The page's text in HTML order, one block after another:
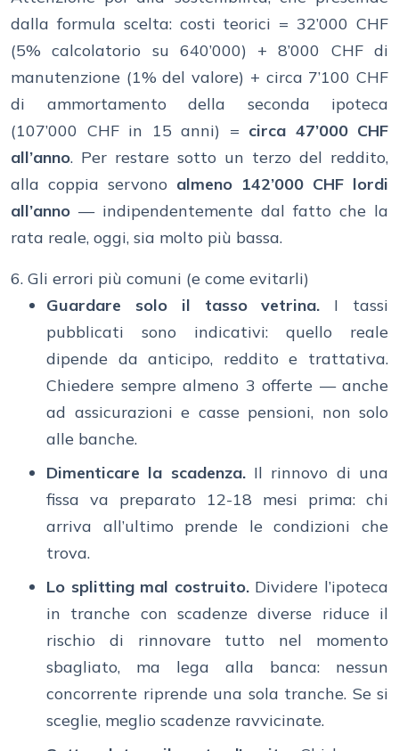
dalla formula scelta: costi teorici = 32’000 CHF
(5% calcolatorio su 640’000) + 8’000 CHF di
manutenzione (1% del valore) + circa 7’100 CHF
di ammortamento della seconda ipoteca
(107’000 CHF in 15 anni) = circa 47’000 CHF
all’anno. Per restare sotto un terzo del reddito,
alla coppia servono almeno 142’000 CHF lordi
all’anno — indipendentemente dal fatto che la
rata reale, oggi, sia molto più bassa.
6. Gli errori più comuni (e come evitarli)
Guardare solo il tasso vetrina. I tassi
pubblicati sono indicativi: quello reale
dipende da anticipo, reddito e trattativa.
Chiedere sempre almeno 3 offerte — anche
ad assicurazioni e casse pensioni, non solo
alle banche.
Dimenticare la scadenza.Il rinnovo di una
fissa va preparato 12-18 mesi prima: chi
arriva all’ultimo prende le condizioni che
trova.
Lo splitting mal costruito.Dividere l’ipoteca
in tranche con scadenze diverse riduce il
rischio di rinnovare tutto nel momento
sbagliato, ma lega alla banca: nessun
concorrente riprende una sola tranche. Se si
sceglie, meglio scadenze ravvicinate.